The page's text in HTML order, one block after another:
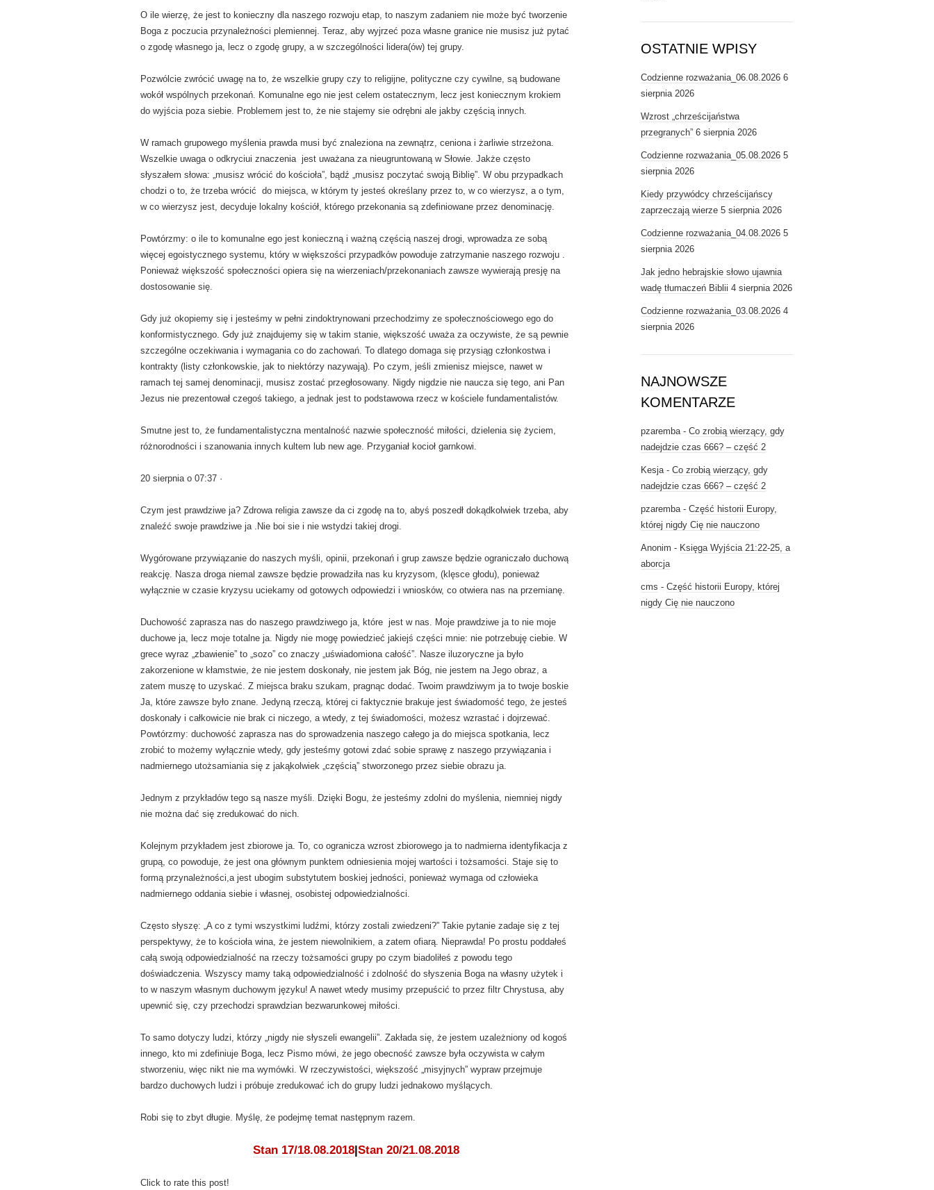
O ile wierzę, że jest to konieczny dla naszego rozwoju etap, to naszym zadaniem nie może być tworzenie
Boga z poczucia przynależności plemiennej. Teraz, aby wyjrzeć poza własne granice nie musisz już pytać
o zgodę własnego ja, lecz o zgodę grupy, a w szczególności lidera(ów) tej grupy.
Pozwólcie zwrócić uwagę na to, że wszelkie grupy czy to religijne, polityczne czy cywilne, są budowane
wokół wspólnych przekonań. Komunalne ego nie jest celem ostatecznym, lecz jest koniecznym krokiem
do wyjścia poza siebie. Problemem jest to, że nie stajemy sie odrębni ale jakby częścią innych.
W ramach grupowego myślenia prawda musi być znaleziona na zewnątrz, ceniona i żarliwie strzeżona.
Wszelkie uwaga o odkryciui znaczenia jest uważana za nieugruntowaną w Słowie. Jakże często
słyszałem słowa: „musisz wrócić do kościoła”, bądź „musisz poczytać swoją Biblię”. W obu przypadkach
chodzi o to, że trzeba wrócić do miejsca, w którym ty jesteś określany przez to, w co wierzysz, a o tym,
w co wierzysz jest, decyduje lokalny kościół, którego przekonania są zdefiniowane przez denominację.
Powtórzmy: o ile to komunalne ego jest konieczną i ważną częścią naszej drogi, wprowadza ze sobą
więcej egoistycznego systemu, który w większości przypadków powoduje zatrzymanie naszego rozwoju .
Ponieważ większość społeczności opiera się na wierzeniach/przekonaniach zawsze wywierają presję na
dostosowanie się.
Gdy już okopiemy się i jesteśmy w pełni zindoktrynowani przechodzimy ze społecznościowego ego do
konformistycznego. Gdy już znajdujemy się w takim stanie, większość uważa za oczywiste, że są pewnie
szczególne oczekiwania i wymagania co do zachowań. To dlatego domaga się przysiąg członkostwa i
kontrakty (listy członkowskie, jak to niektórzy nazywają). Po czym, jeśli zmienisz miejsce, nawet w
ramach tej samej denominacji, musisz zostać przegłosowany. Nigdy nigdzie nie naucza się tego, ani Pan
Jezus nie prezentował czegoś takiego, a jednak jest to podstawowa rzecz w kościele fundamentalistów.
Smutne jest to, że fundamentalistyczna mentalność nazwie społeczność miłości, dzielenia się życiem,
różnorodności i szanowania innych kultem lub new age. Przyganiał kocioł garnkowi.
20 sierpnia o 07:37 ·
Czym jest prawdziwe ja? Zdrowa religia zawsze da ci zgodę na to, abyś poszedł dokądkolwiek trzeba, aby
znaleźć swoje prawdziwe ja .Nie boi sie i nie wstydzi takiej drogi.
Wygórowane przywiązanie do naszych myśli, opinii, przekonań i grup zawsze będzie ograniczało duchową
reakcję. Nasza droga niemal zawsze będzie prowadziła nas ku kryzysom, (klęsce głodu), ponieważ
wyłącznie w czasie kryzysu uciekamy od gotowych odpowiedzi i wniosków, co otwiera nas na przemianę.
Duchowość zaprasza nas do naszego prawdziwego ja, które jest w nas. Moje prawdziwe ja to nie moje
duchowe ja, lecz moje totalne ja. Nigdy nie mogę powiedzieć jakiejś części mnie: nie potrzebuję ciebie. W
grece wyraz „zbawienie” to „sozo” co znaczy „uświadomiona całość”. Nasze iluzoryczne ja było
zakorzenione w kłamstwie, że nie jestem doskonały, nie jestem jak Bóg, nie jestem na Jego obraz, a
zatem muszę to uzyskać. Z miejsca braku szukam, pragnąc dodać. Twoim prawdziwym ja to twoje boskie
Ja, które zawsze było znane. Jedyną rzeczą, której ci faktycznie brakuje jest świadomość tego, że jesteś
doskonały i całkowicie nie brak ci niczego, a wtedy, z tej świadomości, możesz wzrastać i dojrzewać.
Powtórzmy: duchowość zaprasza nas do sprowadzenia naszego całego ja do miejsca spotkania, lecz
zrobić to możemy wyłącznie wtedy, gdy jesteśmy gotowi zdać sobie sprawę z naszego przywiązania i
nadmiernego utożsamiania się z jakąkolwiek „częścią” stworzonego przez siebie obrazu ja.
Jednym z przykładów tego są nasze myśli. Dzięki Bogu, że jesteśmy zdolni do myślenia, niemniej nigdy
nie można dać się zredukować do nich.
Kolejnym przykładem jest zbiorowe ja. To, co ogranicza wzrost zbiorowego ja to nadmierna identyfikacja z
grupą, co powoduje, że jest ona głównym punktem odniesienia mojej wartości i tożsamości. Staje się to
formą przynależności,a jest ubogim substytutem boskiej jedności, ponieważ wymaga od człowieka
nadmiernego oddania siebie i własnej, osobistej odpowiedzialności.
Często słyszę: „A co z tymi wszystkimi ludźmi, którzy zostali zwiedzeni?” Takie pytanie zadaje się z tej
perspektywy, że to kościoła wina, że jestem niewolnikiem, a zatem ofiarą. Nieprawda! Po prostu poddałeś
całą swoją odpowiedzialność na rzeczy tożsamości grupy po czym biadoliłeś z powodu tego
doświadczenia. Wszyscy mamy taką odpowiedzialność i zdolność do słyszenia Boga na własny użytek i
to w naszym własnym duchowym języku! A nawet wtedy musimy przepuścić to przez filtr Chrystusa, aby
upewnić się, czy przechodzi sprawdzian bezwarunkowej miłości.
To samo dotyczy ludzi, którzy „nigdy nie słyszeli ewangelii”. Zakłada się, że jestem uzależniony od kogoś
innego, kto mi zdefiniuje Boga, lecz Pismo mówi, że jego obecność zawsze była oczywista w całym
stworzeniu, więc nikt nie ma wymówki. W rzeczywistości, większość „misyjnych” wypraw przejmuje
bardzo duchowych ludzi i próbuje zredukować ich do grupy ludzi jednakowo myślących.
Robi się to zbyt długie. Myślę, że podejmę temat następnym razem.
Stan 17/18.08.2018|Stan 20/21.08.2018
Click to rate this post!
OSTATNIE WPISY
Codzienne rozważania_06.08.2026 6
sierpnia 2026
Wzrost „chrześcijaństwa
przegranych” 6 sierpnia 2026
Codzienne rozważania_05.08.2026 5
sierpnia 2026
Kiedy przywódcy chrześcijańscy
zaprzeczają wierze 5 sierpnia 2026
Codzienne rozważania_04.08.2026 5
sierpnia 2026
Jak jedno hebrajskie słowo ujawnia
wadę tłumaczeń Biblii 4 sierpnia 2026
Codzienne rozważania_03.08.2026 4
sierpnia 2026
NAJNOWSZE
KOMENTARZE
pzaremba- Co zrobią wierzący, gdy
nadejdzie czas 666? – część 2
Kesja- Co zrobią wierzący, gdy
nadejdzie czas 666? – część 2
pzaremba- Część historii Europy,
której nigdy Cię nie nauczono
Anonim - Księga Wyjścia 21:22-25, a
aborcja
cms - Część historii Europy, której
nigdy Cię nie nauczono